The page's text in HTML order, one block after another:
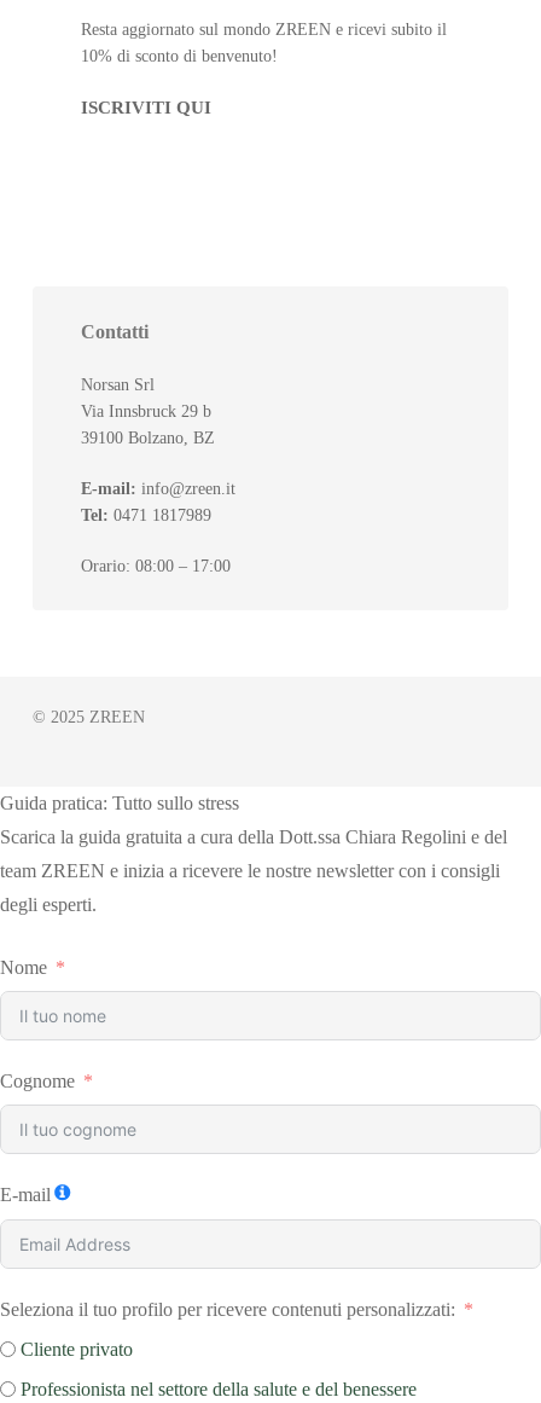
Resta aggiornato sul mondo ZREEN e ricevi subito il
10% di sconto di benvenuto!
ISCRIVITI QUI
Contatti
Norsan Srl
Via Innsbruck 29 b
39100 Bolzano, BZ
E-mail: info@zreen.it
Tel: 0471 1817989
Orario: 08:00 – 17:00
© 2025 ZREEN
Guida pratica: Tutto sullo stress
Scarica la guida gratuita a cura della Dott.ssa Chiara Regolini e del
team ZREEN e inizia a ricevere le nostre newsletter con i consigli
degli esperti.
Nome
Cognome
E-mail
Seleziona il tuo profilo per ricevere contenuti personalizzati:
Cliente privato
Professionista nel settore della salute e del benessere